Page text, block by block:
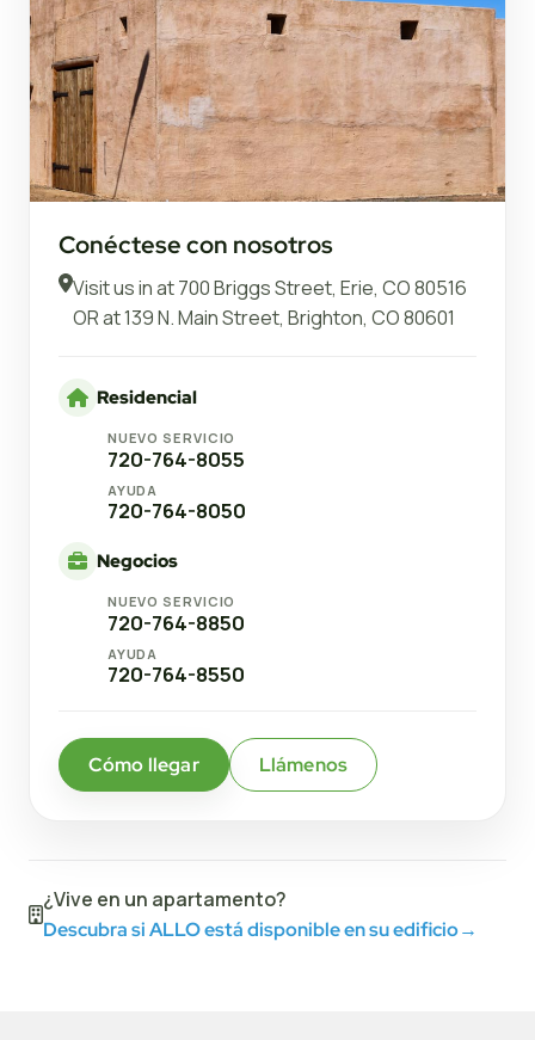
Conéctese con nosotros
Visit us in at700 Briggs Street, Erie, CO 80516
OR at139 N. Main Street, Brighton, CO 80601
Residencial
NUEVO SERVICIO
720-764-8055
AYUDA
720-764-8050
Negocios
NUEVO SERVICIO
720-764-8850
AYUDA
720-764-8550
Cómo llegar Llámenos
¿Vive en un apartamento?
Descubra si ALLO está disponible en su edificio→